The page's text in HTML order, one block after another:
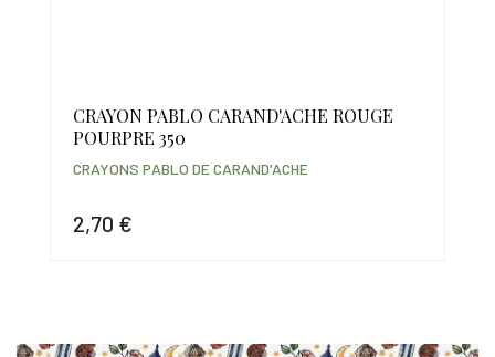
CRAYON PABLO CARAND'ACHE ROUGE
POURPRE 350
2,70 €
CRAYONS PABLO DE CARAND'ACHE